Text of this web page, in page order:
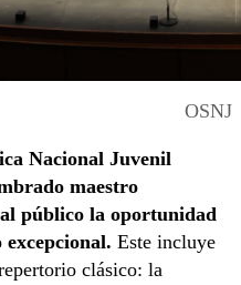
OSNJ
Nacional Juvenil
maestro
público la oportunidad
Este incluye
clásico: la